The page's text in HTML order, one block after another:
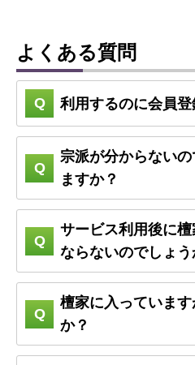
よくある質問
利用するのに会員
宗派が分からない
ますか？
サービス利用後に
ならないのでしょう
檀家に入っていま
か？